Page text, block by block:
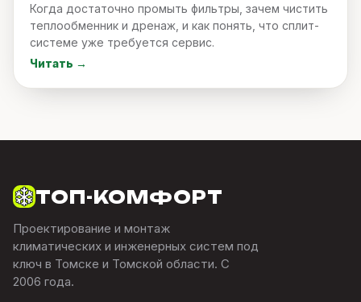
Когда достаточно промыть фильтры, зачем чистить
теплообменник и дренаж, и как понять, что сплит-
системе уже требуется сервис.
Читать →
ТОП-КОМФОРТ
Проектирование и монтаж
климатических и инженерных систем под
ключ в Томске и Томской области. С
2006 года.